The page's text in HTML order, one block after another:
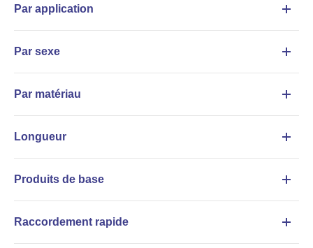
Par application
Par sexe
Par matériau
Longueur
Produits de base
Raccordement rapide